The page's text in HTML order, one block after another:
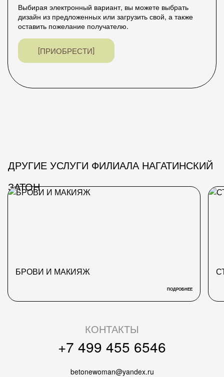
Выбирая электронный вариант, вы можете выбрать
дизайн из предложенных или загрузить свой, а также
оставить пожелание получателю.
ПРИОБРЕСТИ
ДРУГИЕ УСЛУГИ ФИЛИАЛА НАГАТИНСКИЙ
ЗАТОН
БРОВИ И МАКИЯЖ
ПОДРОБНЕЕ
КОНТАКТЫ
+7 499 455 6546
betonewoman@yandex.ru